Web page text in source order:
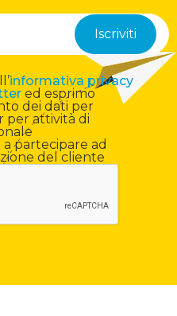
informativa privacy
ed esprimo
dei dati per
per attività di
partecipare ad
del cliente